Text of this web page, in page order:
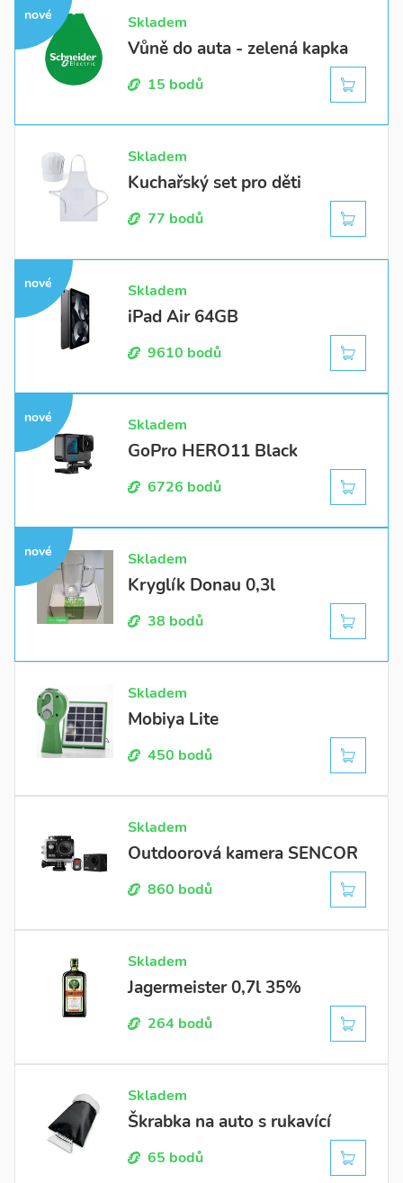
nové Skladem
Vůně do auta - zelená kapka
15 bodů
Skladem
Kuchařský set pro děti
77 bodů
nové Skladem
iPad Air 64GB
9610 bodů
nové Skladem
GoPro HERO11 Black
6726 bodů
nové Skladem
Kryglík Donau 0,3l
38 bodů
Skladem
Mobiya Lite
450 bodů
Skladem
Outdoorová kamera SENCOR
860 bodů
Skladem
Jagermeister 0,7l 35%
264 bodů
Skladem
Škrabka na auto s rukavící
65 bodů